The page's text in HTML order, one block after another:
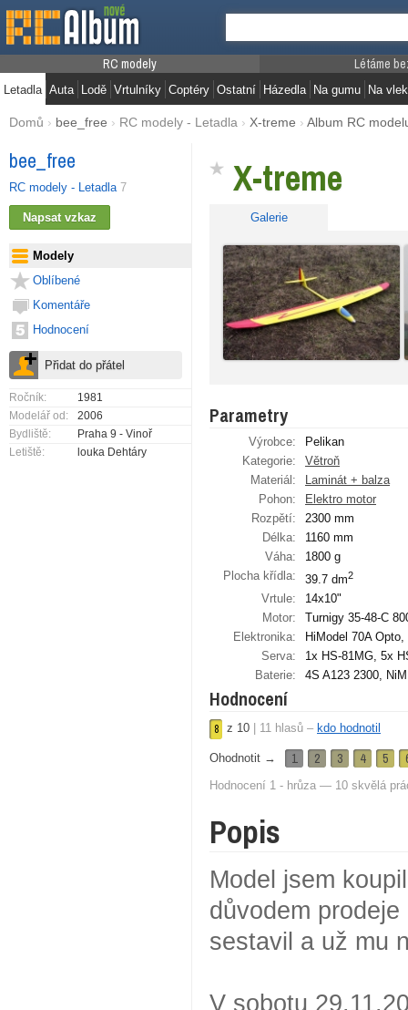
RC modely
Letadla Auta Lodě Vrtulníky Coptéry Ostatní
Létáme
Házedla Na gumu Na vlek
Domů › bee_free › RC modely - Letadla › X-treme › Album RC
bee_free
RC modely - Letadla 7
Modely
Oblíbené
Komentáře
Hodnocení
Ročník:
1981
Modelář od:
2006
Bydliště:
Praha 9 - Vinoř
Letiště:
louka Dehtáry
X-treme
Galerie
Parametry
Výrobce:
Pelikan
Kategorie:
Větroň
Materiál:
Laminát + balza
Pohon:
Elektro motor
Rozpětí:
2300 mm
Délka:
1160 mm
Váha:
1800 g
Plocha křídla:
39.7 dm2
Vrtule:
14x10"
Motor:
Turnigy 35-48-C
Elektronika:
HiModel 70A
Serva:
1x HS-81MG, 5x
Baterie:
4S A123 2300,
Hodnocení
8 z 10 11 hlasů – kdo hodnotil
Ohodnotit → 1 2 3 4 5
Hodnocení 1 - hrůza — 10 skvělá
Popis
Model jsem
důvodem
sestavil a už mu
V sobotu